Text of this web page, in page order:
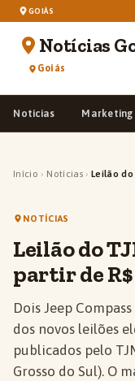
GOIÁS
Notícias
Goiás
Notícias Marketing
Início › Notícias › Leilão do
NOTÍCIAS
Leilão do
partir de
Dois Jeep
dos novos leilões
publicados pelo
Grosso do Sul). O